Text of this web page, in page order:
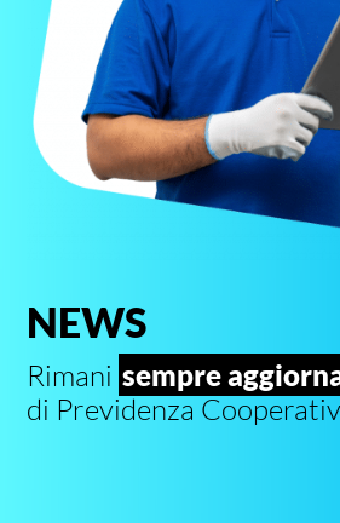
NEWS
Rimani sempre
di Previdenza